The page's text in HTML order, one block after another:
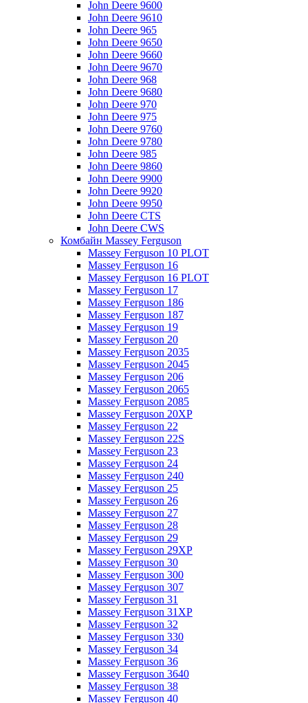
John Deere 9600
John Deere 9610
John Deere 965
John Deere 9650
John Deere 9660
John Deere 9670
John Deere 968
John Deere 9680
John Deere 970
John Deere 975
John Deere 9760
John Deere 9780
John Deere 985
John Deere 9860
John Deere 9900
John Deere 9920
John Deere 9950
John Deere CTS
John Deere CWS
Комбайн Massey Ferguson
Massey Ferguson 10 PLOT
Massey Ferguson 16
Massey Ferguson 16 PLOT
Massey Ferguson 17
Massey Ferguson 186
Massey Ferguson 187
Massey Ferguson 19
Massey Ferguson 20
Massey Ferguson 2035
Massey Ferguson 2045
Massey Ferguson 206
Massey Ferguson 2065
Massey Ferguson 2085
Massey Ferguson 20XP
Massey Ferguson 22
Massey Ferguson 22S
Massey Ferguson 23
Massey Ferguson 24
Massey Ferguson 240
Massey Ferguson 25
Massey Ferguson 26
Massey Ferguson 27
Massey Ferguson 28
Massey Ferguson 29
Massey Ferguson 29XP
Massey Ferguson 30
Massey Ferguson 300
Massey Ferguson 307
Massey Ferguson 31
Massey Ferguson 31XP
Massey Ferguson 32
Massey Ferguson 330
Massey Ferguson 34
Massey Ferguson 36
Massey Ferguson 3640
Massey Ferguson 38
Massey Ferguson 40